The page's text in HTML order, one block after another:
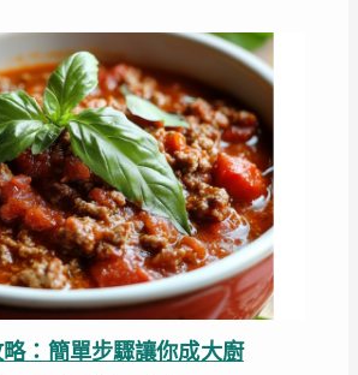
：簡單步驟讓你成大廚